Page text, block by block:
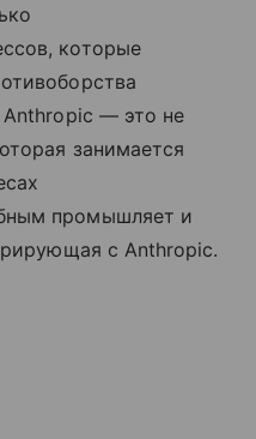
которые
Anthropic — это не
занимается
промышляет и
с Anthropic.